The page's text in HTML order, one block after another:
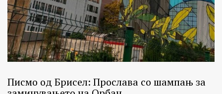
Писмо од Брисел: Прослава со шампањ за